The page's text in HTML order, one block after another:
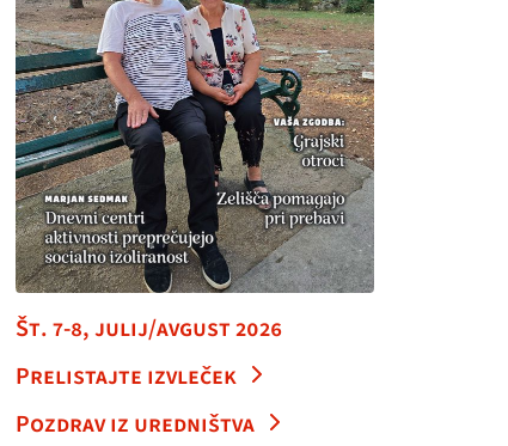
Št. 7-8, julij/avgust 2026
Prelistajte izvleček
Pozdrav iz uredništva